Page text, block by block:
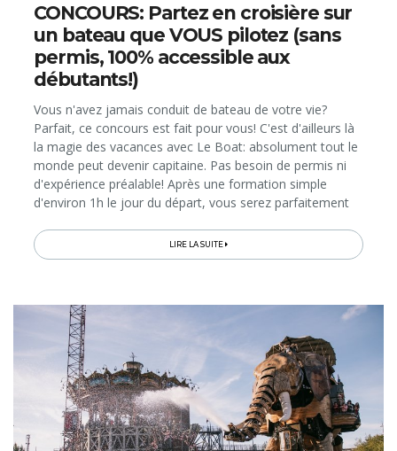
CONCOURS: Partez en croisière sur
un bateau que VOUS pilotez (sans
permis, 100% accessible aux
débutants!)
Vous n'avez jamais conduit de bateau de votre vie?
Parfait, ce concours est fait pour vous! C'est d'ailleurs là
la magie des vacances avec Le Boat: absolument tout le
monde peut devenir capitaine. Pas besoin de permis ni
d'expérience préalable! Après une formation simple
d'environ 1h le jour du départ, vous serez parfaitement
commandes...
LIRE LA SUITE